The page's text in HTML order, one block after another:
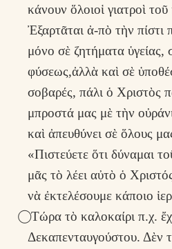
κάνουν ὅλοιοἱ γιατροὶ
Ἐξαρτᾶται ἀ-πὸ τὴν πίστι
μόνο σὲ ζητήματα ὑγείας,
φύσεως,ἀλλὰ καὶ σὲ
σοβαρές, πάλι ὁ Χριστὸς
μπροστά μας μὲ τὴν
καὶ ἀπευθύνει σὲ ὅλους
«Πιστεύετε ὅτι δύναμαι
μᾶς τὸ λέει αὐτὸ ὁ
νὰ ἐκτελέσουμε κάποιο
⃝ Τώρα τὸ καλοκαίρι π.χ.
Δεκαπενταυγούστου. Δὲν